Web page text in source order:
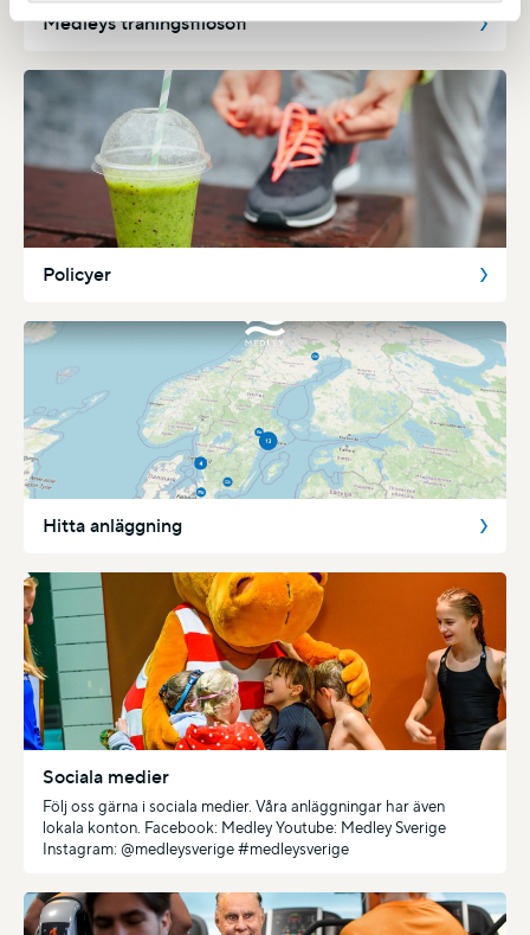
Medleys träningsfilosofi
Policyer
Hitta anläggning
Sociala medier
Följ oss gärna i sociala medier. Våra anläggningar har även
lokala konton. Facebook: Medley Youtube: Medley Sverige
Instagram: @medleysverige #medleysverige